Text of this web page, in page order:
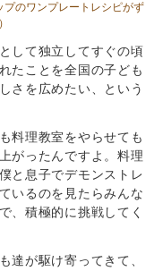
のワンプレートレシピがず
して独立してすぐの頃
たことを全国の子ども
さを広めたい、という
料理教室をやらせても
がったんですよ。料理
と息子でデモンストレ
いるのを見たらみんな
、積極的に挑戦してく
達が駆け寄ってきて、